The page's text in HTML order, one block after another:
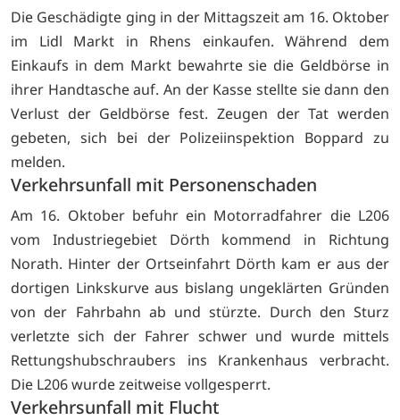
Die Geschädigte ging in der Mittagszeit am 16. Oktober
im Lidl Markt in Rhens einkaufen. Während dem
Einkaufs in dem Markt bewahrte sie die Geldbörse in
ihrer Handtasche auf. An der Kasse stellte sie dann den
Verlust der Geldbörse fest. Zeugen der Tat werden
gebeten, sich bei der Polizeiinspektion Boppard zu
melden.
Verkehrsunfall mit Personenschaden
Am 16. Oktober befuhr ein Motorradfahrer die L206
vom Industriegebiet Dörth kommend in Richtung
Norath. Hinter der Ortseinfahrt Dörth kam er aus der
dortigen Linkskurve aus bislang ungeklärten Gründen
von der Fahrbahn ab und stürzte. Durch den Sturz
verletzte sich der Fahrer schwer und wurde mittels
Rettungshubschraubers ins Krankenhaus verbracht.
Die L206 wurde zeitweise vollgesperrt.
Verkehrsunfall mit Flucht